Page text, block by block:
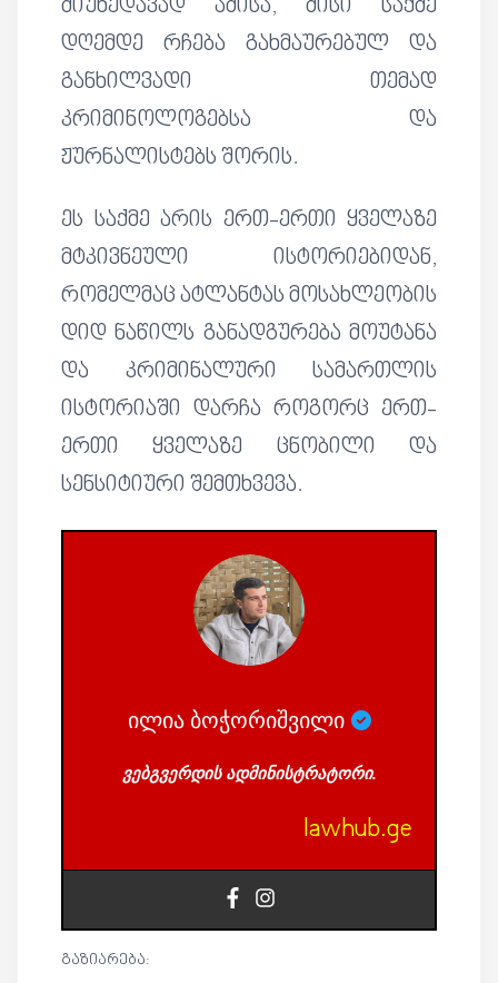
მიუხედავად ამისა, მისი საქმე
დღემდე რჩება გახმაურებულ და
განხილვადი თემად
კრიმინოლოგებსა და
ჟურნალისტებს შორის.
ეს საქმე არის ერთ-ერთი ყველაზე
მტკივნეული ისტორიებიდან,
რომელმაც ატლანტას მოსახლეობის
დიდ ნაწილს განადგურება მოუტანა
და კრიმინალური სამართლის
ისტორიაში დარჩა როგორც ერთ-
ერთი ყველაზე ცნობილი და
სენსიტიური შემთხვევა.
ილია ბოჭორიშვილი
ვებგვერდის ადმინისტრატორი.
lawhub.ge
გაზიარება: